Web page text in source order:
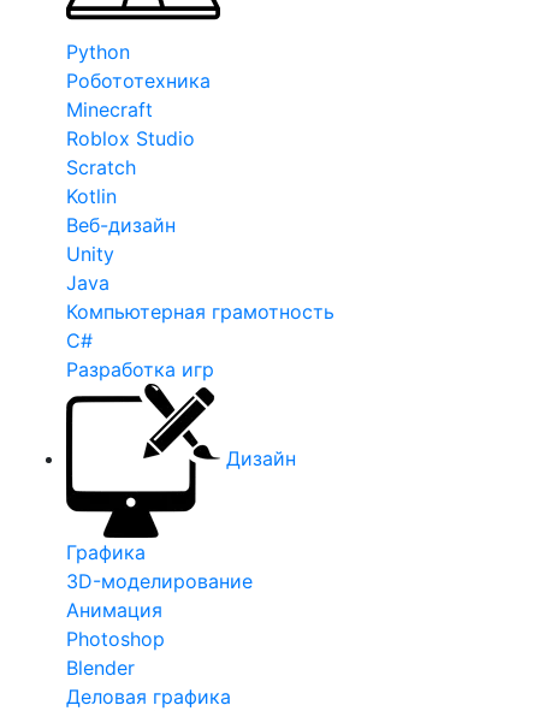
Python
Робототехника
Minecraft
Roblox Studio
Scratch
Kotlin
Веб-дизайн
Unity
Java
Компьютерная грамотность
C#
Разработка игр
Дизайн
Графика
3D-моделирование
Анимация
Photoshop
Blender
Деловая графика